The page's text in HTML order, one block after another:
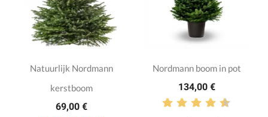
Natuurlijk Nordmann
kerstboom
69,00 €
Nordmann boom in pot
134,00 €